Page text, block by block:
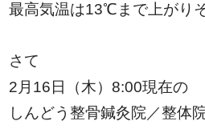
最高気温は13℃まで上がりそ
さて
2月16日（木）8:00現在の
しんどう整骨鍼灸院／整体